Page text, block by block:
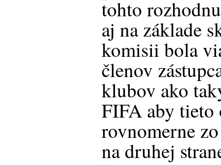
tohto
aj na základe
komisii bola
členov
klubov ako
FIFA aby tieto
rovnomerne
na druhej